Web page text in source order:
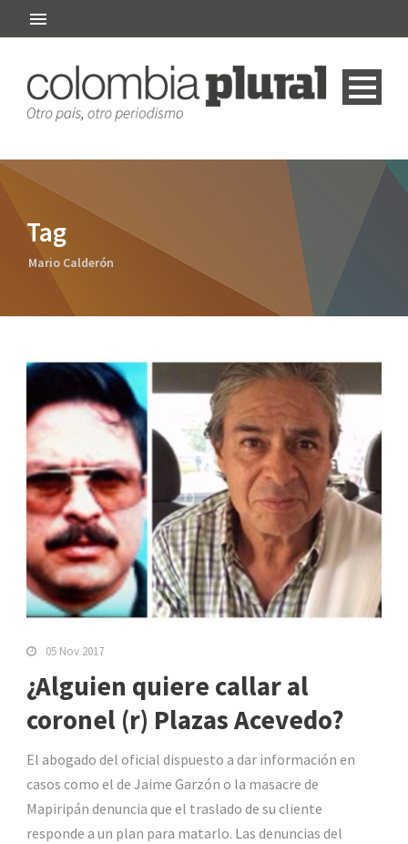
Tag
Mario Calderón
05 Nov 2017
¿Alguien quiere callar al
coronel (r) Plazas Acevedo?
El abogado del oficial dispuesto a dar información en
casos como el de Jaime Garzón o la masacre de
Mapiripán denuncia que el traslado de su cliente
responde a un plan para matarlo. Las denuncias del